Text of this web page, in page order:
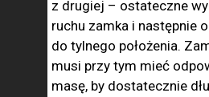
z drugiej – ostateczne
ruchu zamka i następnie
do tylnego położenia.
musi przy tym mieć
masę, by dostatecznie